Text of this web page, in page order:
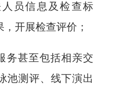
员信息及检查标
开展检查评价；
务甚至包括相亲交
池测评、线下演出